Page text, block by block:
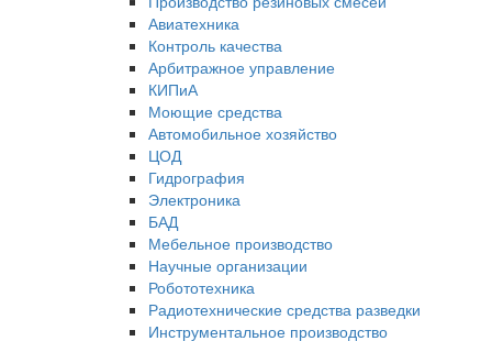
Авиатехника
Контроль качества
Арбитражное управление
КИПиА
Моющие средства
Автомобильное хозяйство
ЦОД
Гидрография
Электроника
БАД
Мебельное производство
Научные организации
Робототехника
Радиотехнические средства разведки
Инструментальное производство